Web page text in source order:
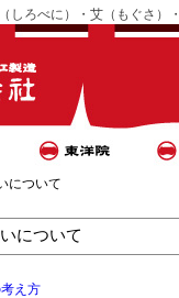
ろべに）・艾（もぐさ）
について
について
え方